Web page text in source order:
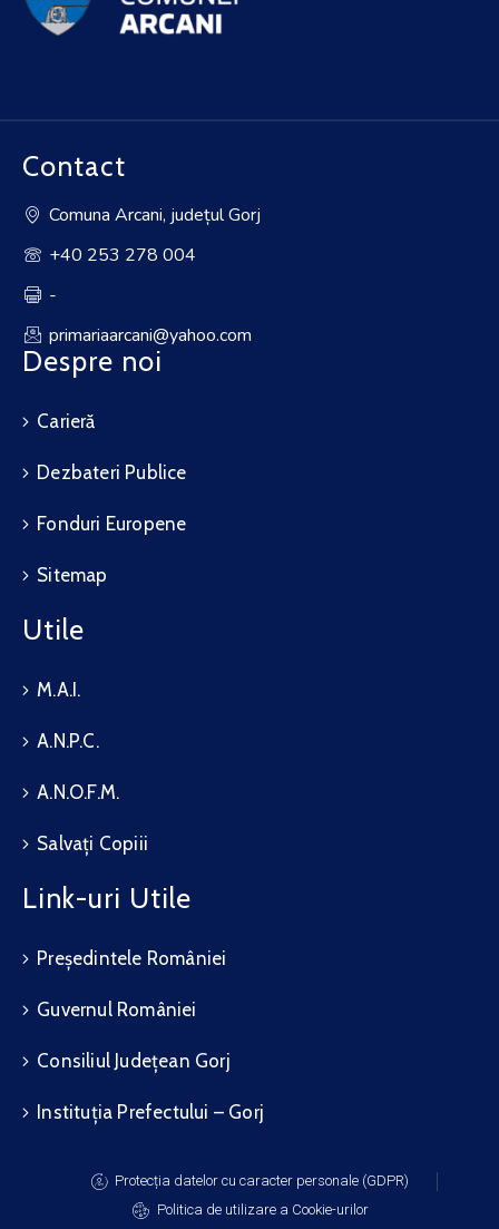
Contact
Comuna Arcani, județul Gorj
+40 253 278 004
-
primariaarcani@yahoo.com
Despre noi
Carieră
Dezbateri Publice
Fonduri Europene
Sitemap
Utile
M.A.I.
A.N.P.C.
A.N.O.F.M.
Salvați Copiii
Link-uri Utile
Președintele României
Guvernul României
Consiliul Județean Gorj
Instituția Prefectului – Gorj
Protecția datelor cu caracter personale (GDPR)
Politica de utilizare a Cookie-urilor